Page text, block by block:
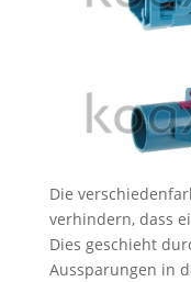
Die
verhindern, dass
Dies geschieht
Aussparungen in